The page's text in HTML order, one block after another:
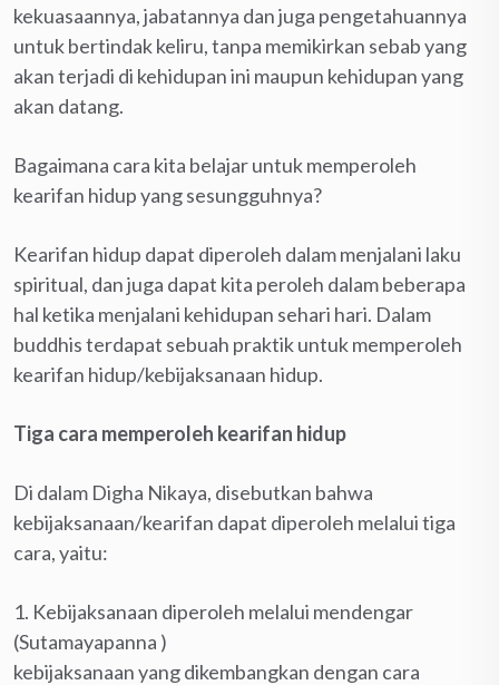
kekuasaannya, jabatannya dan juga pengetahuannya
untuk bertindak keliru, tanpa memikirkan sebab yang
akan terjadi di kehidupan ini maupun kehidupan yang
akan datang.
Bagaimana cara kita belajar untuk memperoleh
kearifan hidup yang sesungguhnya?
Kearifan hidup dapat diperoleh dalam menjalani laku
spiritual, dan juga dapat kita peroleh dalam beberapa
hal ketika menjalani kehidupan sehari hari. Dalam
buddhis terdapat sebuah praktik untuk memperoleh
kearifan hidup/kebijaksanaan hidup.
Tiga cara memperoleh kearifan hidup
Di dalam Digha Nikaya, disebutkan bahwa
kebijaksanaan/kearifan dapat diperoleh melalui tiga
cara, yaitu:
1. Kebijaksanaan diperoleh melalui mendengar
(Sutamayapanna )
kebijaksanaan yang dikembangkan dengan cara